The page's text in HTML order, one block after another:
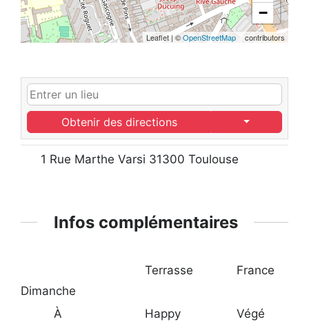
−
Leaflet|©OpenStreetMap contributors
Obtenir des directions
1 Rue Marthe Varsi 31300 Toulouse
Infos complémentaires
Dimanche
Terrasse France
À
Happy
Végé